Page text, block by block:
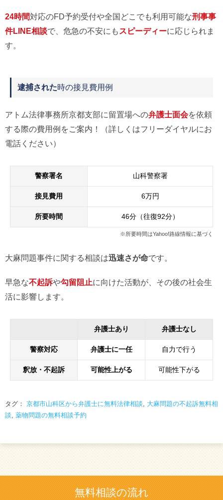
24時間対応のFD予約受付や全国どこでも利用可能な刑事事
件LINE相談で、危急の不安にも スピーディーに応じられま
す。
逮捕された時の接見費用例
アトム法律事務所京都支部に留置場への弁護士面会を依頼
する際の費用例をご案内！（詳しくはフリーダイヤルにお
電話ください）
警察署名 山科警察署
接見費用 6万円
所要時間 46分（往復92分）
※所要時間はYahoo!路線情報に基づく
大麻問題事件に関する相談は迅速さが命です。
早急な不起訴や勾留阻止に向けた活動が、その後の社会生
活に影響します。
弁護士あり 弁護士なし
警察対応 弁護士に一任 自力で行う
釈放・不起訴 可能性上がる 可能性下がる
タグ： 京都市山科区から弁護士に無料法律相談, 大麻問題の不起訴無料相
談, 薬物問題の無料相談予約
無料相談の流れ